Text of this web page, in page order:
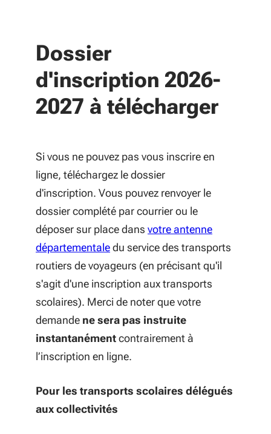
Dossier
d'inscription 2026-
2027 à télécharger
Si vous ne pouvez pas vous inscrire en
ligne, téléchargez le dossier
d'inscription. Vous pouvez renvoyer le
dossier complété par courrier ou le
déposer sur place dans votre antenne
départementaledu service des transports
routiers de voyageurs (en précisant qu'il
s'agit d'une inscription aux transports
scolaires). Merci de noter que votre
demande ne sera pas instruite
instantanémentcontrairement à
l’inscription en ligne.
Pour les transports scolaires délégués
aux collectivités